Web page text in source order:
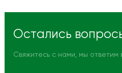
Остались
Свяжитесь с нами, мы